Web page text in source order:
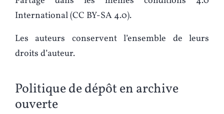
International (CC BY-SA 4.0).
Les auteurs conservent l’ensemble de leurs
droits d’auteur.
Politique de dépôt en archive
ouverte